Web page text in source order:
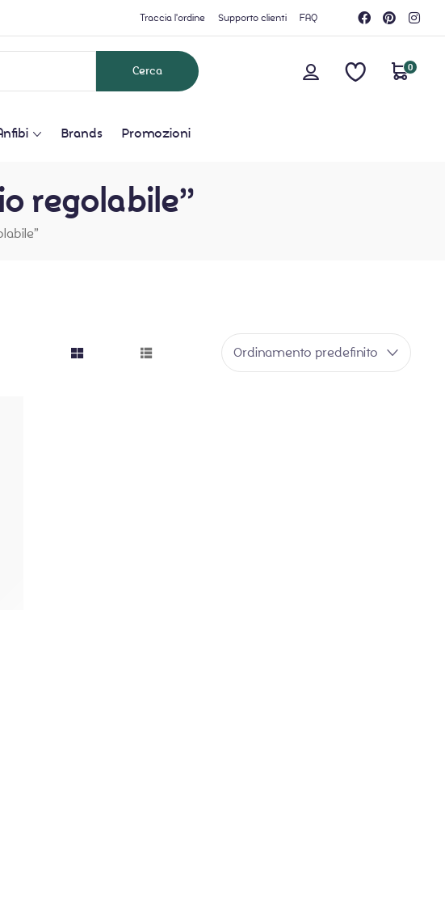
Traccia l'ordine Supporto clienti FAQ
0
Brands Promozioni
regolabile”
list button Ordinamento predefinito